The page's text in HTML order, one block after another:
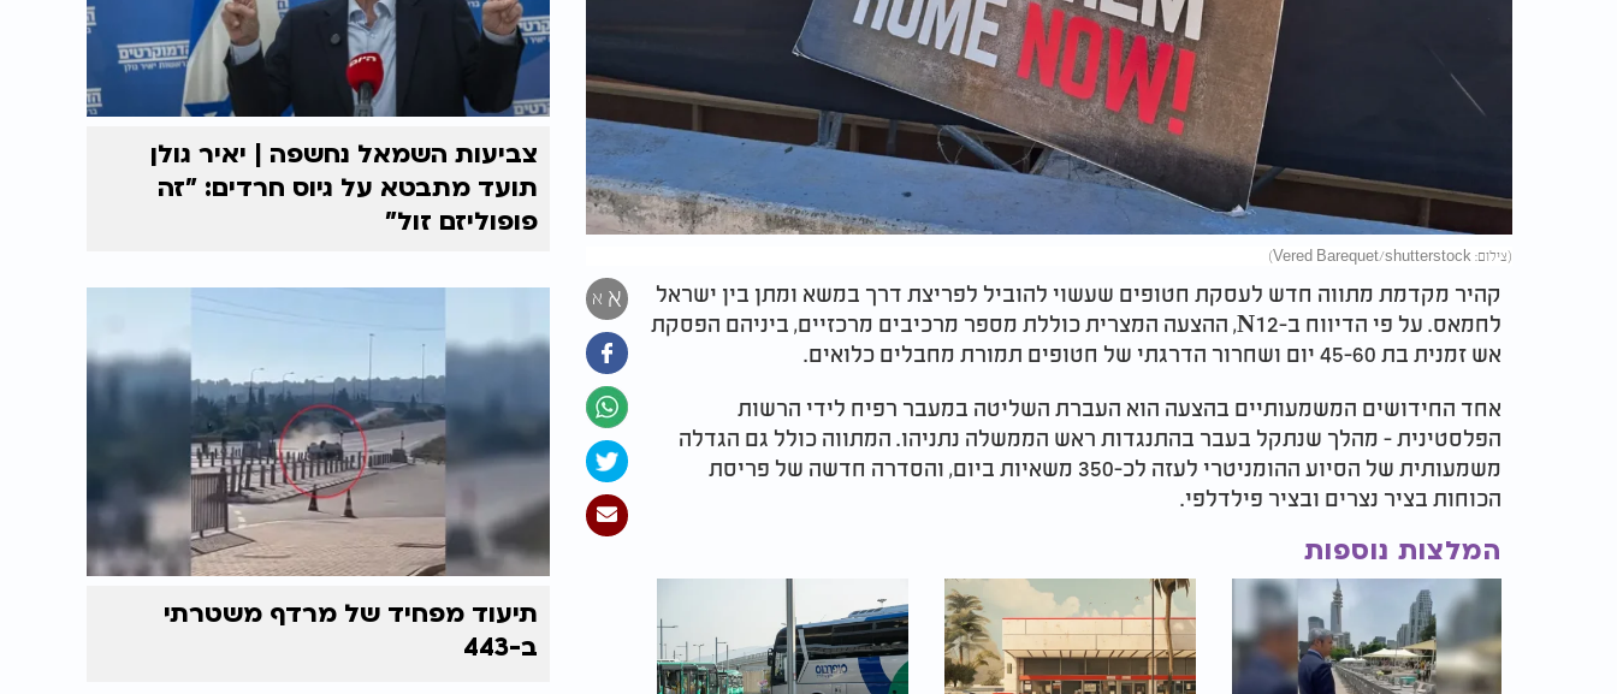
(צילום: Vered Barequet/shutterstock)
א א
קהיר מקדמת מתווה חדש לעסקת חטופים שעשוי להוביל לפריצת דרך במשא ומתן בין ישראל
לחמאס. על פי הדיווח ב-N12, ההצעה המצרית כוללת מספר מרכיבים מרכזיים, ביניהם הפסקת
אש זמנית בת 45-60 יום ושחרור הדרגתי של חטופים תמורת מחבלים כלואים.
אחד החידושים המשמעותיים בהצעה הוא העברת השליטה במעבר רפיח לידי הרשות
הפלסטינית - מהלך שנתקל בעבר בהתנגדות ראש הממשלה נתניהו. המתווה כולל גם הגדלה
משמעותית של הסיוע ההומניטרי לעזה לכ-350 משאיות ביום, והסדרה חדשה של פריסת
הכוחות בציר נצרים ובציר פילדלפי.
המלצות נוספות
צביעות השמאל נחשפה | יאיר גולן
תועד מתבטא על גיוס חרדים: "זה
פופוליזם זול"
תיעוד מפחיד של מרדף משטרתי
ב-443